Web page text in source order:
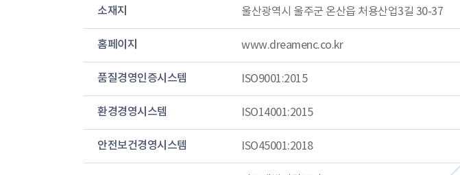
소재지 울산광역시 울주군 온산읍 처용산업3길 30-37
홈페이지 www.dreamenc.co.kr
품질경영인증시스템 ISO9001:2015
환경경영시스템 ISO14001:2015
안전보건경영시스템 ISO45001:2018